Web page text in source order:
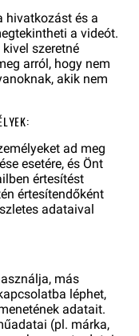
hivatkozást és a
a videót.
szeretné
arról, hogy nem
akik nem
ad meg
esetére, és Önt
értesítést
értesítendőként
adataival
más
léphet,
adatait.
(pl. márka,